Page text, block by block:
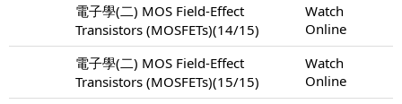
電子學(二) MOS Field-Effect
Transistors (MOSFETs)(14/15)
Watch
Online
電子學(二) MOS Field-Effect
Transistors (MOSFETs)(15/15)
Watch
Online